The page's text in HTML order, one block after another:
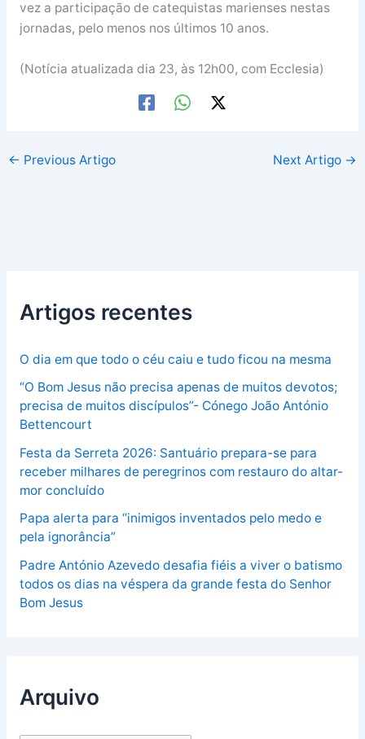
vez a participação de catequistas marienses nestas
jornadas, pelo menos nos últimos 10 anos.
(Notícia atualizada dia 23, às 12h00, com Ecclesia)
← Previous Artigo Next Artigo →
Artigos recentes
O dia em que todo o céu caiu e tudo ficou na mesma
“O Bom Jesus não precisa apenas de muitos devotos;
precisa de muitos discípulos”- Cónego João António
Bettencourt
Festa da Serreta 2026: Santuário prepara-se para
receber milhares de peregrinos com restauro do altar-
mor concluído
Papa alerta para “inimigos inventados pelo medo e
pela ignorância”
Padre António Azevedo desafia fiéis a viver o batismo
todos os dias na véspera da grande festa do Senhor
Bom Jesus
Arquivo